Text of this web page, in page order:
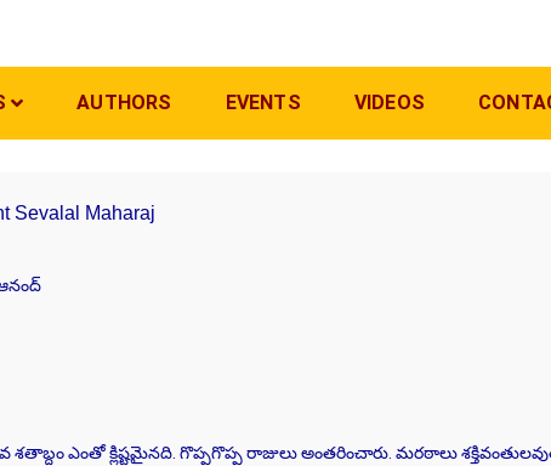
AUTHORS EVENTS VIDEOS
Maharaj
శతాబ్దం ఎంతో క్లిష్టమైనది. గొప్పగొప్ప రాజులు అంతరించారు. మరఠాలు